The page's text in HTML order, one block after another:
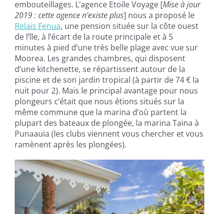
embouteillages. L’agence Etoile Voyage [Mise à jour
2019 : cette agence n’existe plus] nous a proposé le
Relais Fenua, une pension située sur la côte ouest
de l’île, à l’écart de la route principale et à 5
minutes à pied d’une très belle plage avec vue sur
Moorea. Les grandes chambres, qui disposent
d’une kitchenette, se répartissent autour de la
piscine et de son jardin tropical (à partir de 74 € la
nuit pour 2). Mais le principal avantage pour nous
plongeurs c’était que nous étions situés sur la
même commune que la marina d’où partent la
plupart des bateaux de plongée, la marina Taina à
Punaauia (les clubs viennent vous chercher et vous
ramènent après les plongées).